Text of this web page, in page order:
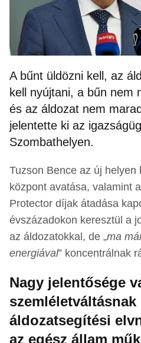
A bűnt üldözni kell, az
kell nyújtani, a bűn nem
és az áldozat nem
jelentette ki az
Szombathelyen.
Tuzson Bence az új
központ avatása, valamint
Protector díjak átadása
évszázadokon keresztül a
az áldozatokkal, de „ma
energiával” koncentrálnak
Nagy jelentősége
szemléletváltásnak
áldozatsegítési
az egész állam